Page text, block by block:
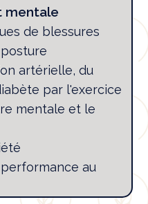
mentale
de blessures
artérielle, du
par l'exercice
mentale et le
au